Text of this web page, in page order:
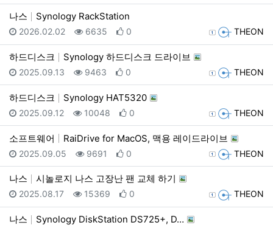
나스 Synology RackStation
등록자 THEON
등록일
2026.02.02 조회
6635 추천
0
하드디스크 Synology 하드디스크 드라이브
등록자 THEON
등록일
2025.09.13 조회
9463 추천
0
하드디스크 Synology HAT5320
등록자 THEON
등록일
2025.09.12 조회
10048 추천
0
소프트웨어 RaiDrive for MacOS, 맥용 레이드라이브
등록자 THEON
등록일
2025.09.05 조회
9691 추천
0
나스 시놀로지 나스 고장난 팬 교체 하기
등록자 THEON
등록일
2025.08.17 조회
15369 추천
0
나스 Synology DiskStation DS725+, D…